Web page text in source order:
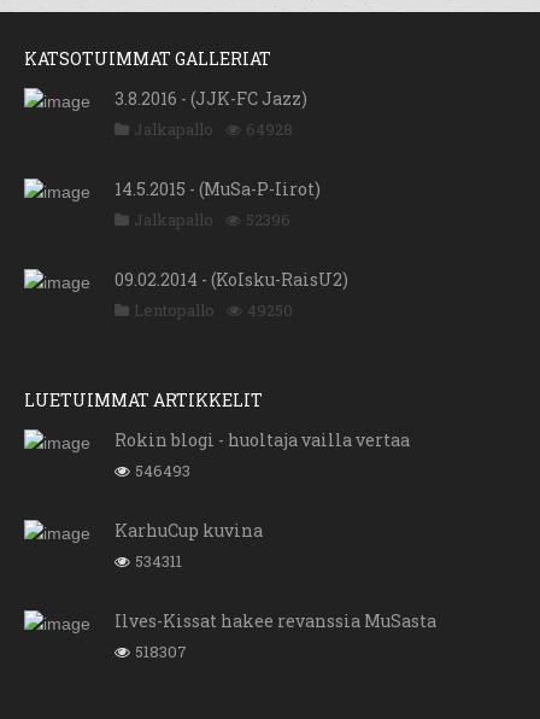
KATSOTUIMMAT GALLERIAT
3.8.2016 - (JJK-FC Jazz)
Jalkapallo 64928
14.5.2015 - (MuSa-P-Iirot)
Jalkapallo 52396
09.02.2014 - (KoIsku-RaisU2)
Lentopallo 49250
LUETUIMMAT ARTIKKELIT
Rokin blogi - huoltaja vailla vertaa
546493
KarhuCup kuvina
534311
Ilves-Kissat hakee revanssia MuSasta
518307